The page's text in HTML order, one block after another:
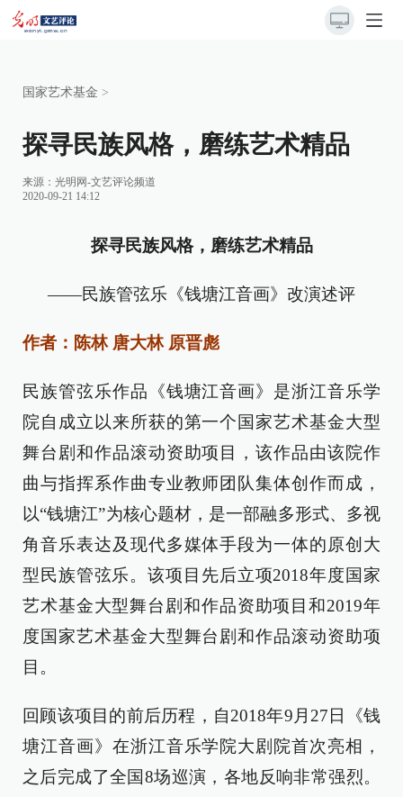
国家艺术基金 >
探寻民族风格，磨练艺术精品
来源： 光明网-文艺评论频道
2020-09-21 14:12
探寻民族风格，磨练艺术精品
——民族管弦乐《钱塘江音画》改演述评
作者：陈林 唐大林 原晋彪
民族管弦乐作品《钱塘江音画》是浙江音乐学
院自成立以来所获的第一个国家艺术基金大型
舞台剧和作品滚动资助项目，该作品由该院作
曲与指挥系作曲专业教师团队集体创作而成，
以“钱塘江”为核心题材，是一部融多形式、多视
角音乐表达及现代多媒体手段为一体的原创大
型民族管弦乐。该项目先后立项2018年度国家
艺术基金大型舞台剧和作品资助项目和2019年
度国家艺术基金大型舞台剧和作品滚动资助项
目。
回顾该项目的前后历程，自2018年9月27日《钱
塘江音画》在浙江音乐学院大剧院首次亮相，
之后完成了全国8场巡演，各地反响非常强烈。